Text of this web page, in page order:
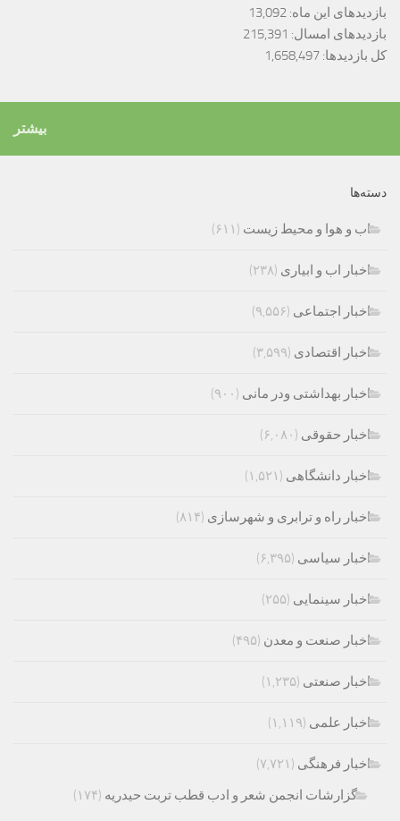
بازدیدهای این ماه: 13,092
بازدیدهای امسال: 215,391
کل بازدیدها: 1,658,497
بیشتر
دسته‌ها
اب و هوا و محیط زیست (۶۱۱)
اخبار اب و ابیاری (۲۳۸)
اخبار اجتماعی (۹,۵۵۶)
اخبار اقتصادی (۳,۵۹۹)
اخبار بهداشتی ودر مانی (۹۰۰)
اخبار حقوقی (۶,۰۸۰)
اخبار دانشگاهی (۱,۵۲۱)
اخبار راه و ترابری و شهرسازی (۸۱۴)
اخبار سیاسی (۶,۳۹۵)
اخبار سینمایی (۲۵۵)
اخبار صنعت و معدن (۴۹۵)
اخبار صنعتی (۱,۲۳۵)
اخبار علمی (۱,۱۱۹)
اخبار فرهنگی (۷,۷۲۱)
گزارشات انجمن شعر و ادب قطب تربت حیدریه (۱۷۴)